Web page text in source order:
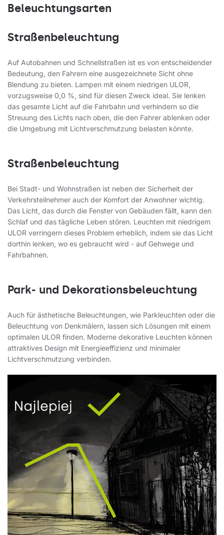
Beleuchtungsarten
Straßenbeleuchtung
Auf Autobahnen und Schnellstraßen ist es von entscheidender
Bedeutung, den Fahrern eine ausgezeichnete Sicht ohne
Blendung zu bieten. Lampen mit einem niedrigen ULOR,
vorzugsweise 0,0 %, sind für diesen Zweck ideal. Sie lenken
das gesamte Licht auf die Fahrbahn und verhindern so die
Streuung des Lichts nach oben, die den Fahrer ablenken oder
die Umgebung mit Lichtverschmutzung belasten könnte.
Straßenbeleuchtung
Bei Stadt- und Wohnstraßen ist neben der Sicherheit der
Verkehrsteilnehmer auch der Komfort der Anwohner wichtig.
Das Licht, das durch die Fenster von Gebäuden fällt, kann den
Schlaf und das tägliche Leben stören. Leuchten mit niedrigem
ULOR verringern dieses Problem erheblich, indem sie das Licht
dorthin lenken, wo es gebraucht wird - auf Gehwege und
Fahrbahnen.
Park- und Dekorationsbeleuchtung
Auch für ästhetische Beleuchtungen, wie Parkleuchten oder die
Beleuchtung von Denkmälern, lassen sich Lösungen mit einem
optimalen ULOR finden. Moderne dekorative Leuchten können
attraktives Design mit Energieeffizienz und minimaler
Lichtverschmutzung verbinden.